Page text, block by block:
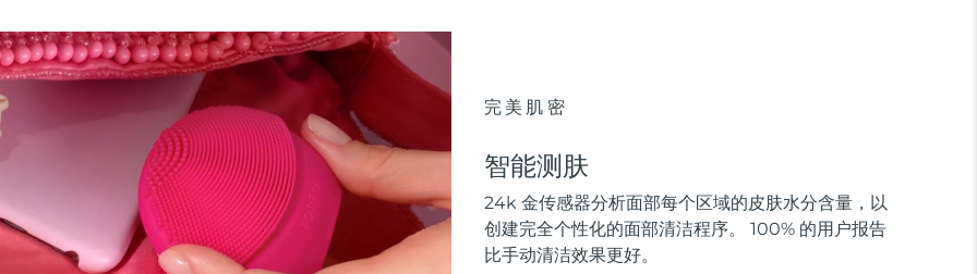
完美肌密
智能测肤
24k 金传感器分析面部每个区域的皮肤水分含量，以
创建完全个性化的面部清洁程序。 100% 的用户报告
比手动清洁效果更好。